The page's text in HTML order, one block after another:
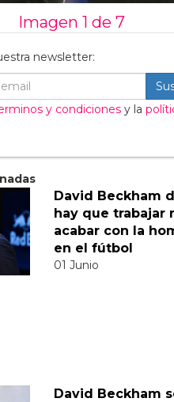
Imagen 1 de 7
newsletter:
y condiciones y la
David Beckham
hay que trabajar
acabar con la
en el fútbol
01 Junio
David Beckham